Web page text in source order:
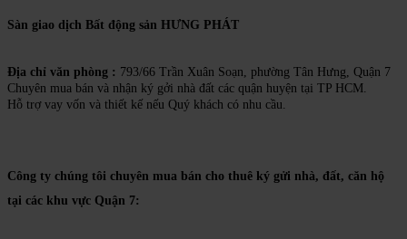
Sàn giao dịch Bất động sản HƯNG PHÁT
Địa chỉ văn phòng : 793/66 Trần Xuân Soạn, phường Tân Hưng, Quận 7
Chuyên mua bán và nhận ký gởi nhà đất các quận huyện tại TP HCM.
Hỗ trợ vay vốn và thiết kế nếu Quý khách có nhu cầu.
Công ty chúng tôi chuyên mua bán cho thuê ký gửi nhà, đất, căn hộ
tại các khu vực Quận 7: